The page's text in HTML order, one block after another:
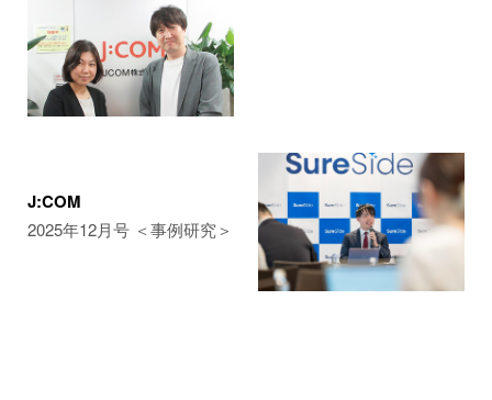
J:COM
2025年12月号 ＜事例研究＞